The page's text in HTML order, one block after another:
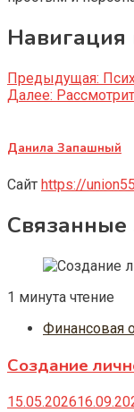
Навигация
Предыдущая:
Далее:
Данила Запашный
Сайт https://
Связанные
1 минута чтение
Финансовая
Создание
15.05.2026